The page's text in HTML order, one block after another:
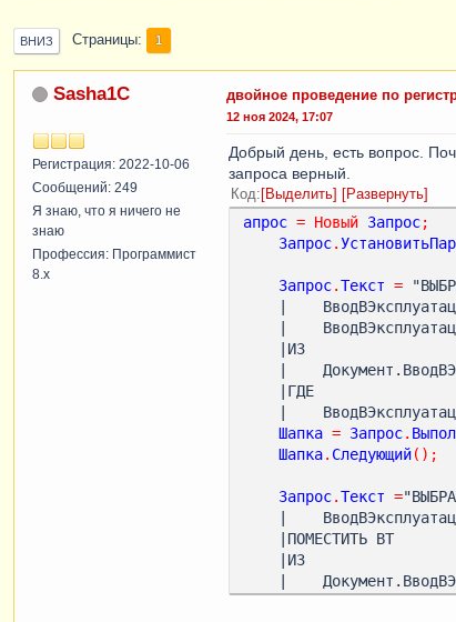
ВНИЗ Страницы 1
Sasha1C
Регистрация: 2022-10-06
Сообщений: 249
Я знаю, что я ничего не
знаю
Профессия: Программист
8.x
двойное проведение по
12 ноя 2024, 17:07
Добрый день, есть вопрос.
запроса верный.
Код Выделить Развернуть
апрос = Новый Запрос;
Запрос.
Запрос.Текст =
|
Шапка = Запрос.
Шапка. Следующий();
Запрос.Текст =
    |ГДЕ